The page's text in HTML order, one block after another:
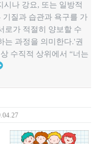
나 강요, 또는 일방적
기질과 습관과 욕구를 가
로가 적절히 양보할 수
는 과정을 의미한다.'권
수직적 상위에서 “너는